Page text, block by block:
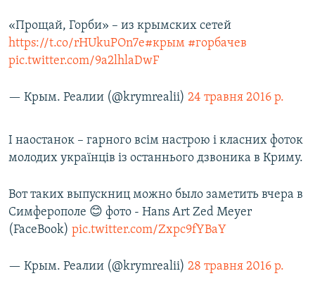
«Прощай, Горби» – из крымских сетей
https://t.co/rHUkuPOn7e#крым #горбачев
pic.twitter.com/9a2lhlaDwF
— Крым. Реалии (@krymrealii) 24 травня 2016 р.
І наостанок – гарного всім настрою і класних фоток
молодих українців із останнього дзвоника в Криму.
Вот таких выпускниц можно было заметить вчера в
Симферополе 😊 фото - Hans Art Zed Meyer
(FaceBook) pic.twitter.com/Zxpc9fYBaY
— Крым. Реалии (@krymrealii) 28 травня 2016 р.